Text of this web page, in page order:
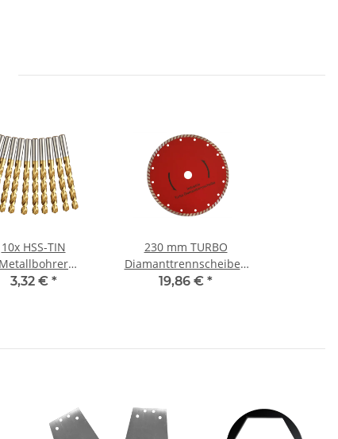
10x HSS-TIN
Metallbohrer
für
3,32 € *
230 mm TURBO
Diamanttrennscheiben
Diamantscheiben Stein
19,86 € *